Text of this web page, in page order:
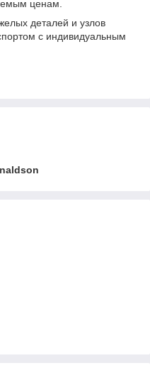
ценам.
деталей и узлов
с индивидуальным